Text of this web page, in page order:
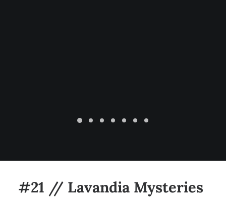
#21 // Lavandia Mysteries